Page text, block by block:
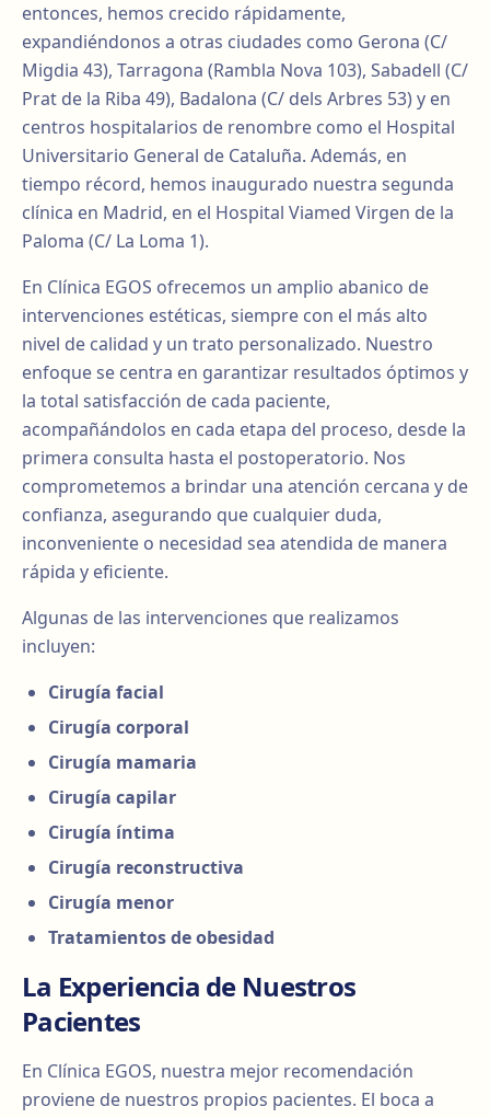
entonces, hemos crecido rápidamente,
expandiéndonos a otras ciudades como Gerona (C/
Migdia 43), Tarragona (Rambla Nova 103), Sabadell (C/
Prat de la Riba 49), Badalona (C/ dels Arbres 53) y en
centros hospitalarios de renombre como el Hospital
Universitario General de Cataluña. Además, en
tiempo récord, hemos inaugurado nuestra segunda
clínica en Madrid, en el Hospital Viamed Virgen de la
Paloma (C/ La Loma 1).
En Clínica EGOS ofrecemos un amplio abanico de
intervenciones estéticas, siempre con el más alto
nivel de calidad y un trato personalizado. Nuestro
enfoque se centra en garantizar resultados óptimos y
la total satisfacción de cada paciente,
acompañándolos en cada etapa del proceso, desde la
primera consulta hasta el postoperatorio. Nos
comprometemos a brindar una atención cercana y de
confianza, asegurando que cualquier duda,
inconveniente o necesidad sea atendida de manera
rápida y eficiente.
Algunas de las intervenciones que realizamos
incluyen:
Cirugía facial
Cirugía corporal
Cirugía mamaria
Cirugía capilar
Cirugía íntima
Cirugía reconstructiva
Cirugía menor
Tratamientos de obesidad
La Experiencia de Nuestros
Pacientes
En Clínica EGOS, nuestra mejor recomendación
proviene de nuestros propios pacientes. El boca a